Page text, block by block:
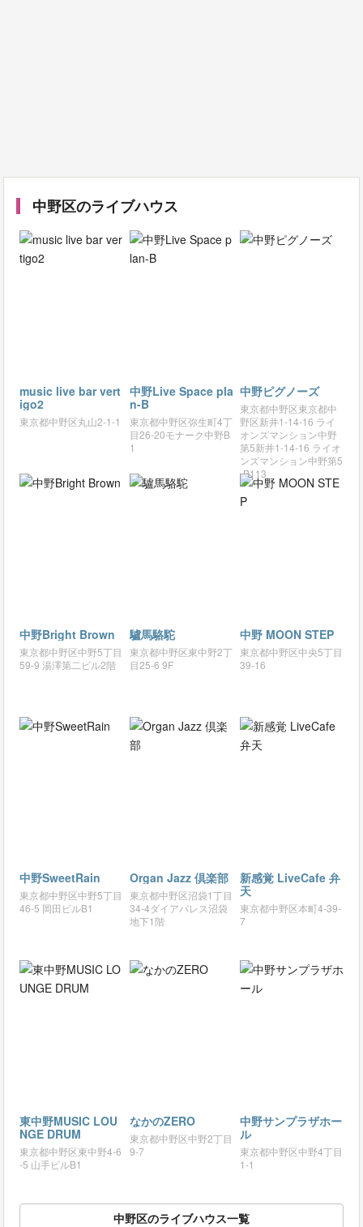
中野区のライブハウス
music live bar vert
igo2
東京都中野区丸山2-1-1
中野Live Space pla
n-B
東京都中野区弥生町4丁
目26-20モナーク中野B
1
中野ピグノーズ
東京都中野区東京都中
野区新井1-14-16 ライ
オンズマンション中野
第5新井1-14-16 ライオ
ンズマンション中野第5
-B113
中野Bright Brown
東京都中野区中野5丁目
59-9 湯澤第二ビル2階
驢馬駱駝
東京都中野区東中野2丁
目25-6 9F
中野 MOON STEP
東京都中野区中央5丁目
39-16
中野SweetRain
東京都中野区中野5丁目
46-5 岡田ビルB1
Organ Jazz 倶楽部
東京都中野区沼袋1丁目
34-4ダイアパレス沼袋
地下1階
新感覚 LiveCafe 弁
天
東京都中野区本町4-39-
7
東中野MUSIC LOU
NGE DRUM
東京都中野区東中野4-6
-5 山手ビルB1
なかのZERO
東京都中野区中野2丁目
9-7
中野サンプラザホー
ル
東京都中野区中野4丁目
1-1
中野区のライブハウス一覧